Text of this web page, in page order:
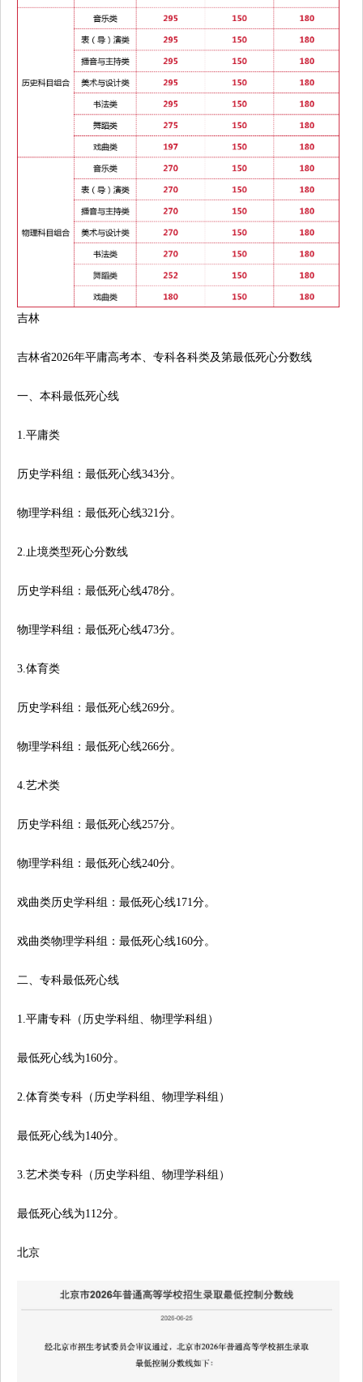
吉林
吉林省2026年平庸高考本、专科各科类及第最低死心分数线
一、本科最低死心线
1.平庸类
历史学科组：最低死心线343分。
物理学科组：最低死心线321分。
2.止境类型死心分数线
历史学科组：最低死心线478分。
物理学科组：最低死心线473分。
3.体育类
历史学科组：最低死心线269分。
物理学科组：最低死心线266分。
4.艺术类
历史学科组：最低死心线257分。
物理学科组：最低死心线240分。
戏曲类历史学科组：最低死心线171分。
戏曲类物理学科组：最低死心线160分。
二、专科最低死心线
1.平庸专科（历史学科组、物理学科组）
最低死心线为160分。
2.体育类专科（历史学科组、物理学科组）
最低死心线为140分。
3.艺术类专科（历史学科组、物理学科组）
最低死心线为112分。
北京